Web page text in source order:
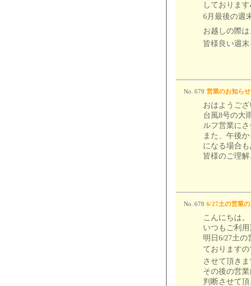
しております
6月最後の週
お越しの際
皆様良い週末
No. 679 営業のお知らせ
おはようござ
台風8号の大
ルフ営業にさ
また、午後
になる場合
皆様のご理解
No. 678 6/27土の営業の
こんにちは。
いつもご利用
明日6/27土
ておりますの
させて頂きま
その後の営
判断させて